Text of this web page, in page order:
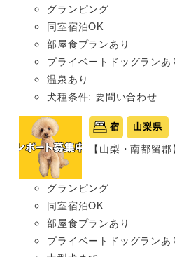
グランピング
同室宿泊OK
部屋食プランあり
プライベートドッグランあ
温泉あり
犬種条件: 要問い合わせ
宿 山梨県
【山梨・南都留
グランピング
同室宿泊OK
部屋食プランあり
プライベートドッグランあ